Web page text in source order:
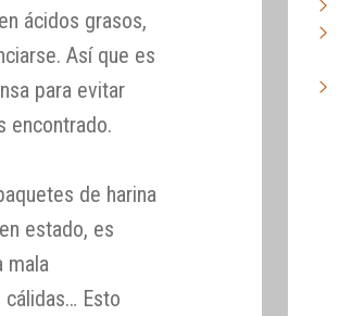
ácidos grasos,
Así que es
para evitar
encontrado.
de harina
estado, es
mala
Esto